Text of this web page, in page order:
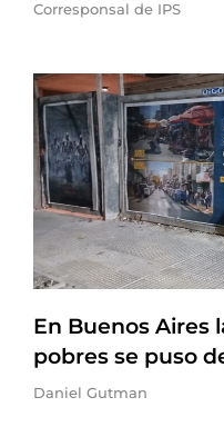
Corresponsal de IPS
En Buenos Aires
pobres se puso
Daniel Gutman